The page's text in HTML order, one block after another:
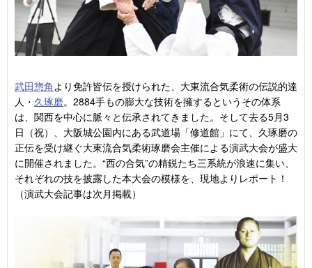
武田惣角より免許皆伝を授けられた、大東流合気柔術の伝説的達
人・ 久琢磨。2884手もの膨大な技術を擁するというその体系
は、関西を中心に脈々と伝承されてきました。そして去る5月3
日（祝）、大阪城公園内にある武道場「修道館」にて、久琢磨の
正伝を受け継ぐ大東流合気柔術琢磨会主催による演武大会が盛大
に開催されました。“西の合気”の精鋭たち三系統が浪速に集い、
それぞれの技を披露した本大会の模様を、現地よりレポート！
（演武大会記事は次月掲載）